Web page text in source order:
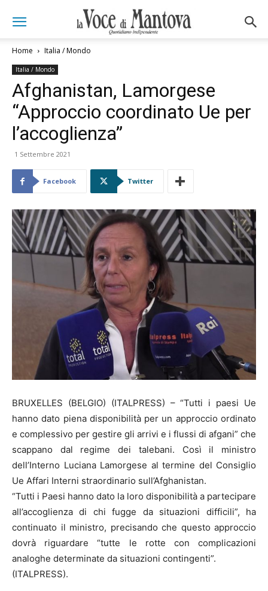
Home Italia / Mondo
Italia / Mondo
Afghanistan, Lamorgese
“Approccio coordinato Ue per
l’accoglienza”
1 Settembre 2021
Facebook Twitter
BRUXELLES (BELGIO) (ITALPRESS) – “Tutti i paesi Ue
hanno dato piena disponibilità per un approccio ordinato
e complessivo per gestire gli arrivi e i flussi di afgani” che
scappano dal regime dei talebani. Così il ministro
dell’Interno Luciana Lamorgese al termine del Consiglio
Ue Affari Interni straordinario sull’Afghanistan.
“Tutti i Paesi hanno dato la loro disponibilità a partecipare
all’accoglienza di chi fugge da situazioni difficili”, ha
continuato il ministro, precisando che questo approccio
dovrà riguardare “tutte le rotte con complicazioni
analoghe determinate da situazioni contingenti”.
(ITALPRESS).